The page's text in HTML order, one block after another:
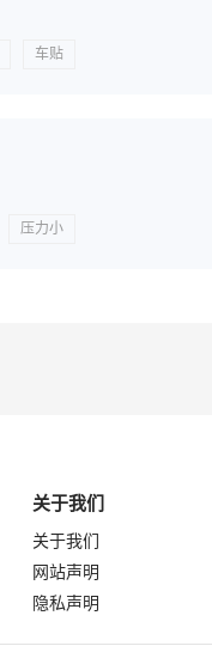
车贴
压力小
关于我们
关于我们
网站声明
隐私声明